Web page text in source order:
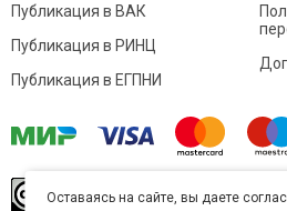
Публикация в ВАК
Публикация в РИНЦ
Публикация в ЕГПНИ
произведение
Оставаясь на сайте, вы даете